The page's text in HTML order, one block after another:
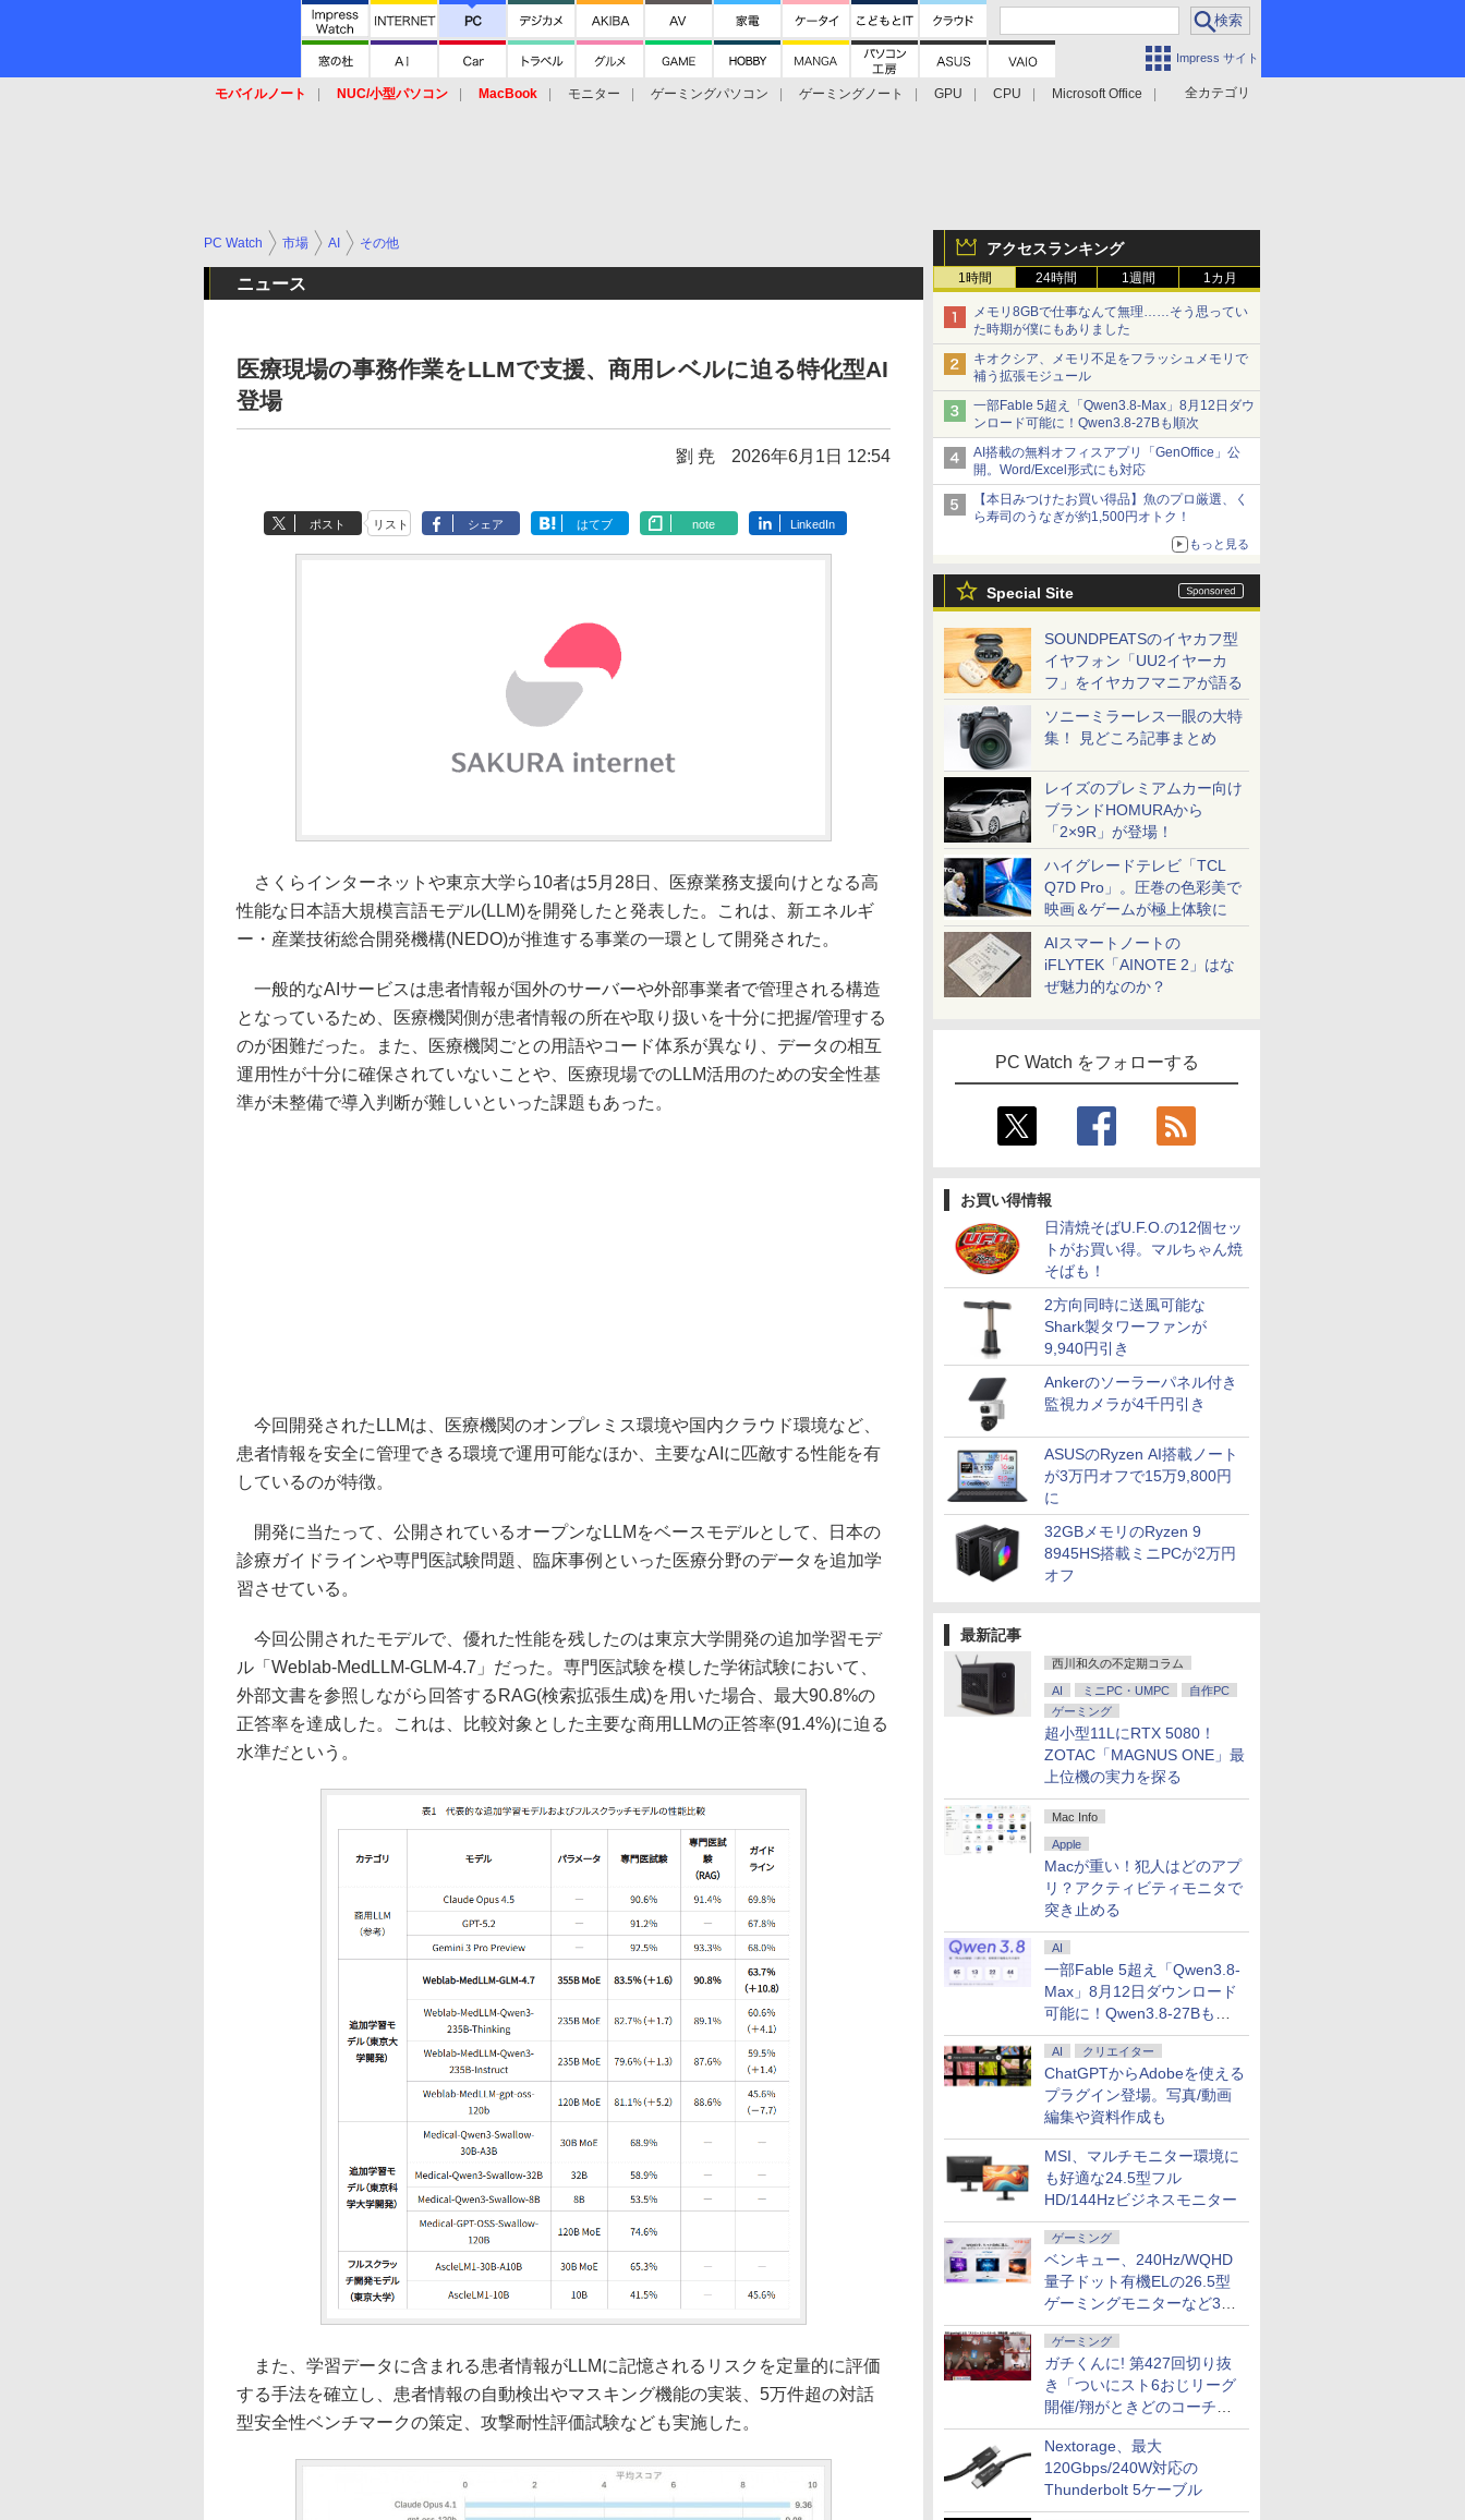
Impress サイト
全カテゴリ
モバイルノート NUC/小型パソコン MacBook モニター ゲーミングパソコン ゲーミングノート GPU CPU
Microsoft Office
アクセスランキング
1時間 24時間 1週間 1カ月
メモリ8GBで仕事なんて無理……そう思ってい
た時期が僕にもありました
キオクシア、メモリ不足をフラッシュメモリで
補う拡張モジュール
一部Fable 5超え「Qwen3.8-Max」8月12日ダウ
ンロード可能に！Qwen3.8-27Bも順次
AI搭載の無料オフィスアプリ「GenOffice」公
開。Word/Excel形式にも対応
【本日みつけたお買い得品】魚のプロ厳選、く
ら寿司のうなぎが約1,500円オトク！
もっと見る
Special Site
SOUNDPEATSのイヤカフ型
イヤフォン「UU2イヤーカ
フ」をイヤカフマニアが語る
ソニーミラーレス一眼の大特
集！ 見どころ記事まとめ
レイズのプレミアムカー向け
ブランドHOMURAから
「2×9R」が登場！
ハイグレードテレビ「TCL
Q7D Pro」。圧巻の色彩美で
映画＆ゲームが極上体験に
AIスマートノートの
iFLYTEK「AINOTE 2」はな
ぜ魅力的なのか？
PC Watch をフォローする
お買い得情報
日清焼そばU.F.O.の12個セッ
トがお買い得。マルちゃん焼
そばも！
2方向同時に送風可能な
Shark製タワーファンが
9,940円引き
Ankerのソーラーパネル付き
監視カメラが4千円引き
ASUSのRyzen AI搭載ノート
が3万円オフで15万9,800円
に
32GBメモリのRyzen 9
8945HS搭載ミニPCが2万円
オフ
最新記事
西川和久の不定期コラム
AI ミニPC・UMPC
自作PC
ゲーミング
超小型11LにRTX 5080！
ZOTAC「MAGNUS ONE」最
上位機の実力を探る
Mac Info
Apple
Macが重い！犯人はどのアプ
リ？アクティビティモニタで
突き止める
AI
一部Fable 5超え「Qwen3.8-
Max」8月12日ダウンロード
可能に！Qwen3.8-27Bも順
次
AI クリエイター
ChatGPTからAdobeを使える
プラグイン登場。写真/動画
編集や資料作成も
MSI、マルチモニター環境に
も好適な24.5型フル
HD/144Hzビジネスモニター
ゲーミング
ベンキュー、240Hz/WQHD
量子ドット有機ELの26.5型
ゲーミングモニターなど3機
種
ゲーミング
ガチくんに! 第427回切り抜
き「ついにスト6おじリーグ
開催/翔がときどのコーチ就
任など」
Nextorage、最大
120Gbps/240W対応の
Thunderbolt 5ケーブル
PC Watch 市場 AI その他
ニュース
医療現場の事務作業をLLMで支援、商用レベルに迫る特化型AI
登場
劉 尭 2026年6月1日 12:54
ポスト リスト シェア はてブ note LinkedIn
さくらインターネットや東京大学ら10者は5月28日、医療業務支援向けとなる高
性能な日本語大規模言語モデル(LLM)を開発したと発表した。これは、新エネルギ
ー・産業技術総合開発機構(NEDO)が推進する事業の一環として開発された。
一般的なAIサービスは患者情報が国外のサーバーや外部事業者で管理される構造
となっているため、医療機関側が患者情報の所在や取り扱いを十分に把握/管理する
のが困難だった。また、医療機関ごとの用語やコード体系が異なり、データの相互
運用性が十分に確保されていないことや、医療現場でのLLM活用のための安全性基
準が未整備で導入判断が難しいといった課題もあった。
今回開発されたLLMは、医療機関のオンプレミス環境や国内クラウド環境など、
患者情報を安全に管理できる環境で運用可能なほか、主要なAIに匹敵する性能を有
しているのが特徴。
開発に当たって、公開されているオープンなLLMをベースモデルとして、日本の
診療ガイドラインや専門医試験問題、臨床事例といった医療分野のデータを追加学
習させている。
今回公開されたモデルで、優れた性能を残したのは東京大学開発の追加学習モデ
ル「Weblab-MedLLM-GLM-4.7」だった。専門医試験を模した学術試験において、
外部文書を参照しながら回答するRAG(検索拡張生成)を用いた場合、最大90.8%の
正答率を達成した。これは、比較対象とした主要な商用LLMの正答率(91.4%)に迫る
水準だという。
また、学習データに含まれる患者情報がLLMに記憶されるリスクを定量的に評価
する手法を確立し、患者情報の自動検出やマスキング機能の実装、5万件超の対話
型安全性ベンチマークの策定、攻撃耐性評価試験なども実施した。